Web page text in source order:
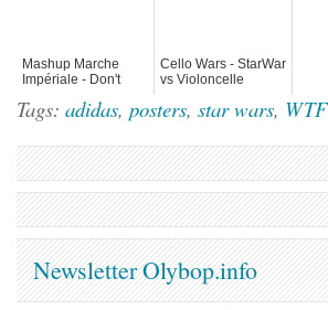
Mashup Marche
Impériale - Don't
things forward
Cello Wars - StarWar
vs Violoncelle
Tags: adidas, posters, star wars, WTF
Newsletter Olybop.info